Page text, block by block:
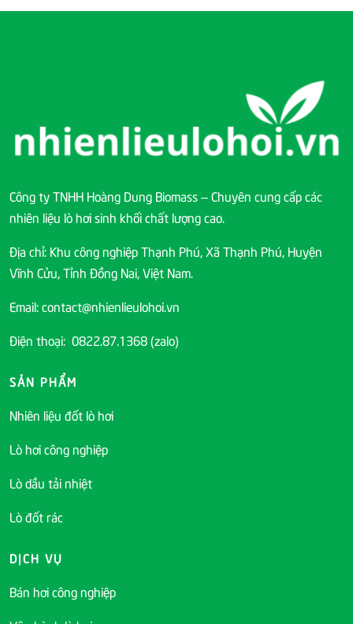
Công ty TNHH Hoàng Dung Biomass – Chuyên cung cấp các
nhiên liệu lò hơi sinh khối chất lượng cao.
Địa chỉ: Khu công nghiệp Thạnh Phú, Xã Thạnh Phú, Huyện
Vĩnh Cửu, Tỉnh Đồng Nai, Việt Nam.
Email: contact@nhienlieulohoi.vn
Điện thoại: 0822.87.1368 (zalo)
SẢN PHẨM
Nhiên liệu đốt lò hơi
Lò hơi công nghiệp
Lò dầu tải nhiệt
Lò đốt rác
DỊCH VỤ
Bán hơi công nghiệp